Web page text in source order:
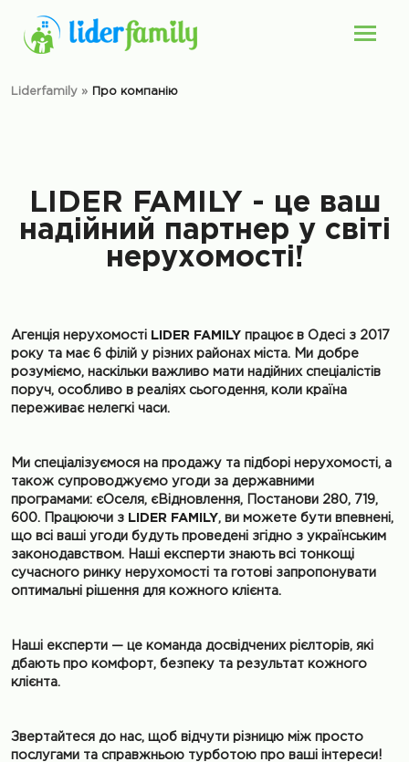
Liderfamily » Про компанію
LIDER FAMILY - це ваш
надійний партнер у світі
нерухомості!
Агенція нерухомості LIDER FAMILY працює в Одесі з 2017
року та має 6 філій у різних районах міста. Ми добре
розуміємо, наскільки важливо мати надійних спеціалістів
поруч, особливо в реаліях сьогодення, коли країна
переживає нелегкі часи.
Ми спеціалізуємося на продажу та підборі нерухомості, а
також супроводжуємо угоди за державними
програмами: єОселя, єВідновлення, Постанови 280, 719,
600. Працюючи з LIDER FAMILY, ви можете бути впевнені,
що всі ваші угоди будуть проведені згідно з українським
законодавством. Наші експерти знають всі тонкощі
сучасного ринку нерухомості та готові запропонувати
оптимальні рішення для кожного клієнта.
Наші експерти — це команда досвідчених рієлторів, які
дбають про комфорт, безпеку та результат кожного
клієнта.
Звертайтеся до нас, щоб відчути різницю між просто
послугами та справжньою турботою про ваші інтереси!